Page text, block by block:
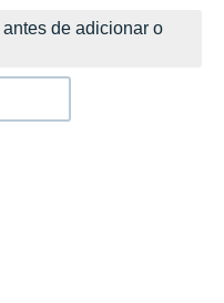
antes de adicionar o